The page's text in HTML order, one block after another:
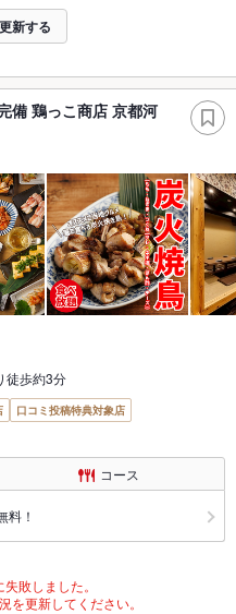
新する
備 鶏っこ商店 京都河
徒歩約3分
口コミ投稿特典対象店
コース
！
敗しました。
を更新してください。